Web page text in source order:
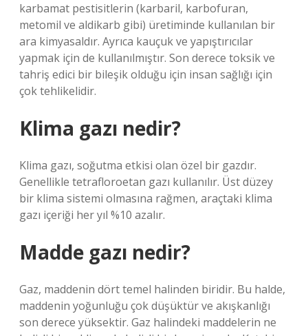
karbamat pestisitlerin (karbaril, karbofuran,
metomil ve aldikarb gibi) üretiminde kullanılan bir
ara kimyasaldır. Ayrıca kauçuk ve yapıştırıcılar
yapmak için de kullanılmıştır. Son derece toksik ve
tahriş edici bir bileşik olduğu için insan sağlığı için
çok tehlikelidir.
Klima gazı nedir?
Klima gazı, soğutma etkisi olan özel bir gazdır.
Genellikle tetrafloroetan gazı kullanılır. Üst düzey
bir klima sistemi olmasına rağmen, araçtaki klima
gazı içeriği her yıl %10 azalır.
Madde gazı nedir?
Gaz, maddenin dört temel halinden biridir. Bu halde,
maddenin yoğunluğu çok düşüktür ve akışkanlığı
son derece yüksektir. Gaz halindeki maddelerin ne